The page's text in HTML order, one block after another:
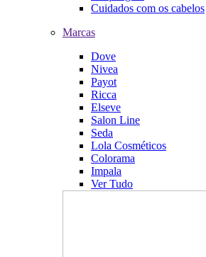
Cuidados com os cabelos
Marcas
Dove
Nivea
Payot
Ricca
Elseve
Salon Line
Seda
Lola Cosméticos
Colorama
Impala
Ver Tudo